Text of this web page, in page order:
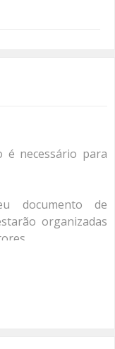
é necessário para
documento de
organizadas
formato: